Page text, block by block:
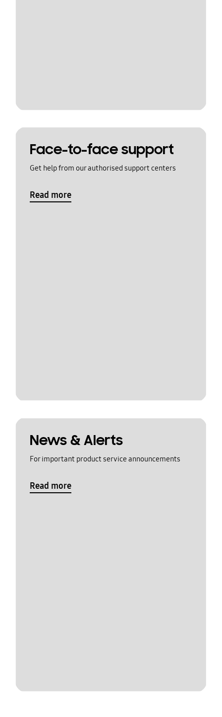
Face-to-face support
Get help from our authorised support centers
Read more
News & Alerts
For important product service announcements
Read more